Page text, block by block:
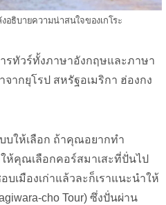
อธิบายความน่าสนใจของเกโระ
รทัวร์ทั้งภาษาอังกฤษและภาษา
ากยุโรป สหรัฐอเมริกา ฮ่องกง
บให้เลือก ถ้าคุณอยากทำ
ห้คุณเลือกคอร์สมาเสะที่ปั่นไป
เมืองเก่าแล้วละก็เราแนะนำให้
cho Tour) ซึ่งปั่นผ่าน